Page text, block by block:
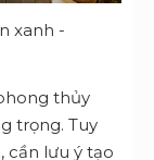
thủy
trọng. Tuy
cần lưu ý tạo